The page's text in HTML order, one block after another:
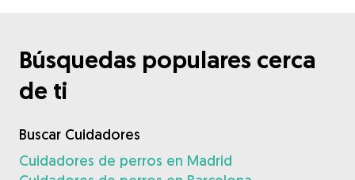
Búsquedas populares cerca
de ti
Buscar Cuidadores
Cuidadores de perros en Madrid